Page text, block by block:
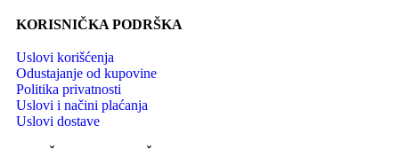
KORISNIČKA PODRŠKA
Uslovi korišćenja
Odustajanje od kupovine
Politika privatnosti
Uslovi i načini plaćanja
Uslovi dostave